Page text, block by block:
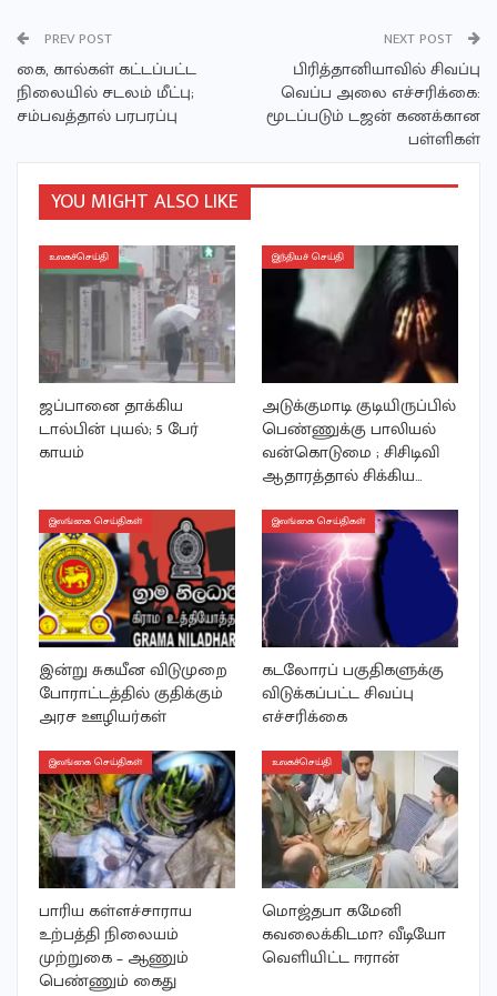
PREV POST
கை, கால்கள் கட்டப்பட்ட
நிலையில் சடலம் மீட்பு;
சம்பவத்தால் பரபரப்பு
NEXT POST
பிரித்தானியாவில் சிவப்பு
வெப்ப அலை எச்சரிக்கை:
மூடப்படும் டஜன் கணக்கான
பள்ளிகள்
YOU MIGHT ALSO LIKE
உலகச்செய்தி
ஜப்பானை தாக்கிய
டால்பின் புயல்; 5 பேர்
காயம்
இந்தியச் செய்தி
அடுக்குமாடி குடியிருப்பில்
பெண்ணுக்கு பாலியல்
வன்கொடுமை ; சிசிடிவி
ஆதாரத்தால் சிக்கிய…
இலங்கை செய்திகள்
இன்று சுகயீன விடுமுறை
போராட்டத்தில் குதிக்கும்
அரச ஊழியர்கள்
இலங்கை செய்திகள்
கடலோரப் பகுதிகளுக்கு
விடுக்கப்பட்ட சிவப்பு
எச்சரிக்கை
இலங்கை செய்திகள்
பாரிய கள்ளச்சாராய
உற்பத்தி நிலையம்
முற்றுகை – ஆணும்
பெண்ணும் கைது
உலகச்செய்தி
மொஜ்தபா கமேனி
கவலைக்கிடமா? வீடியோ
வெளியிட்ட ஈரான்